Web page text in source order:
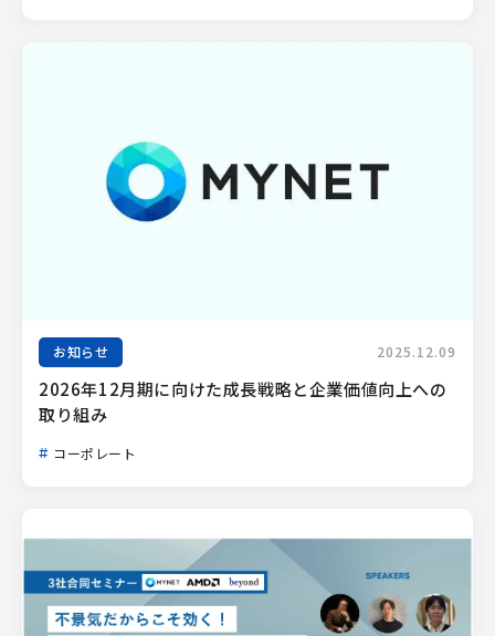
お知らせ 2025.12.09
2026年12月期に向けた成長戦略と企業価値向上への
取り組み
コーポレート